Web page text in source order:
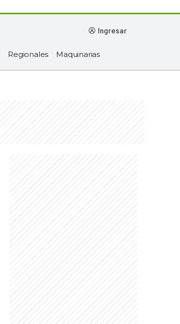
ingresar
Regionales Maquinarias